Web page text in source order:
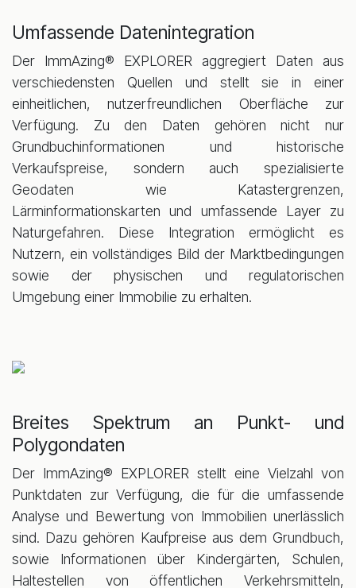
Umfassende Datenintegration
Der ImmAzing® EXPLORER aggregiert Daten aus
verschiedensten Quellen und stellt sie in einer
einheitlichen, nutzerfreundlichen Oberfläche zur
Verfügung. Zu den Daten gehören nicht nur
Grundbuchinformationen und historische
Verkaufspreise, sondern auch spezialisierte
Geodaten wie Katastergrenzen,
Lärminformationskarten und umfassende Layer zu
Naturgefahren. Diese Integration ermöglicht es
Nutzern, ein vollständiges Bild der Marktbedingungen
sowie der physischen und regulatorischen
Umgebung einer Immobilie zu erhalten.
Breites Spektrum an Punkt- und
Polygondaten
Der ImmAzing® EXPLORER stellt eine Vielzahl von
Punktdaten zur Verfügung, die für die umfassende
Analyse und Bewertung von Immobilien unerlässlich
sind. Dazu gehören Kaufpreise aus dem Grundbuch,
sowie Informationen über Kindergärten, Schulen,
Haltestellen von öffentlichen Verkehrsmitteln,